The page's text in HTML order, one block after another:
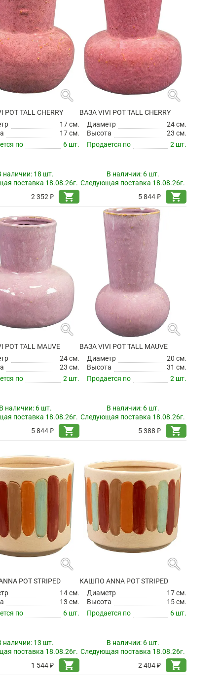
search
POT TALL CHERRY
17 см.
17 см.
по
6 шт.
наличии: 18 шт.
поставка 18.08.26г.
2 352 ₽
shopping_cart
search
ВАЗА VIVI POT TALL CHERRY
Диаметр
24 см.
Высота
23 см.
Продается по
2 шт.
В наличии: 6 шт.
Следующая поставка 18.08.26г.
5 844 ₽
shopping_cart
search
POT TALL MAUVE
24 см.
23 см.
по
2 шт.
наличии: 6 шт.
поставка 18.08.26г.
5 844 ₽
shopping_cart
search
ВАЗА VIVI POT TALL MAUVE
Диаметр
20 см.
Высота
31 см.
Продается по
2 шт.
В наличии: 6 шт.
Следующая поставка 18.08.26г.
5 388 ₽
shopping_cart
search
POT STRIPED
14 см.
13 см.
по
6 шт.
наличии: 13 шт.
поставка 18.08.26г.
1 544 ₽
shopping_cart
search
КАШПО ANNA POT STRIPED
Диаметр
17 см.
Высота
15 см.
Продается по
6 шт.
В наличии: 6 шт.
Следующая поставка 18.08.26г.
2 404 ₽
shopping_cart